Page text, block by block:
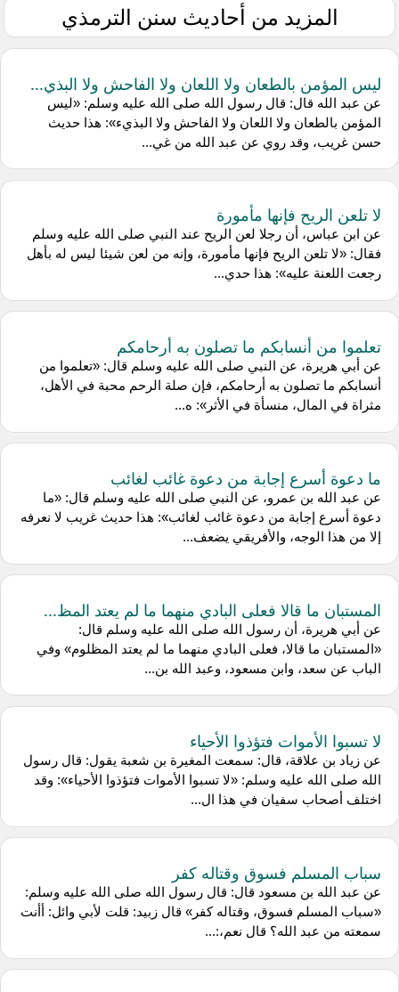
المزيد من أحاديث سنن الترمذي
ليس المؤمن بالطعان ولا اللعان ولا الفاحش ولا البذي...
عن عبد الله قال: قال رسول الله صلى الله عليه وسلم: «ليس
المؤمن بالطعان ولا اللعان ولا الفاحش ولا البذيء»: هذا حديث
حسن غريب، وقد روي عن عبد الله من غي...
لا تلعن الريح فإنها مأمورة
عن ابن عباس، أن رجلا لعن الريح عند النبي صلى الله عليه وسلم
فقال: «لا تلعن الريح فإنها مأمورة، وإنه من لعن شيئا ليس له بأهل
رجعت اللعنة عليه»: هذا حدي...
تعلموا من أنسابكم ما تصلون به أرحامكم
عن أبي هريرة، عن النبي صلى الله عليه وسلم قال: «تعلموا من
أنسابكم ما تصلون به أرحامكم، فإن صلة الرحم محبة في الأهل،
مثراة في المال، منسأة في الأثر»: ه...
ما دعوة أسرع إجابة من دعوة غائب لغائب
عن عبد الله بن عمرو، عن النبي صلى الله عليه وسلم قال: «ما
دعوة أسرع إجابة من دعوة غائب لغائب»: هذا حديث غريب لا نعرفه
إلا من هذا الوجه، والأفريقي يضعف...
المستبان ما قالا فعلى البادي منهما ما لم يعتد المظ...
عن أبي هريرة، أن رسول الله صلى الله عليه وسلم قال:
«المستبان ما قالا، فعلى البادي منهما ما لم يعتد المظلوم» وفي
الباب عن سعد، وابن مسعود، وعبد الله بن...
لا تسبوا الأموات فتؤذوا الأحياء
عن زياد بن علاقة، قال: سمعت المغيرة بن شعبة يقول: قال رسول
الله صلى الله عليه وسلم: «لا تسبوا الأموات فتؤذوا الأحياء»: وقد
اختلف أصحاب سفيان في هذا ال...
سباب المسلم فسوق وقتاله كفر
عن عبد الله بن مسعود قال: قال رسول الله صلى الله عليه وسلم:
«سباب المسلم فسوق، وقتاله كفر» قال زبيد: قلت لأبي وائل: أأنت
سمعته من عبد الله؟ قال نعم،:...